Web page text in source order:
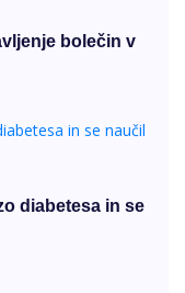
bolečin v
diabetesa in se